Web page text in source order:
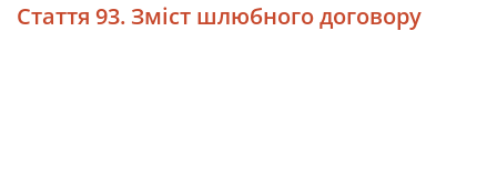
Стаття 93. Зміст шлюбного договору